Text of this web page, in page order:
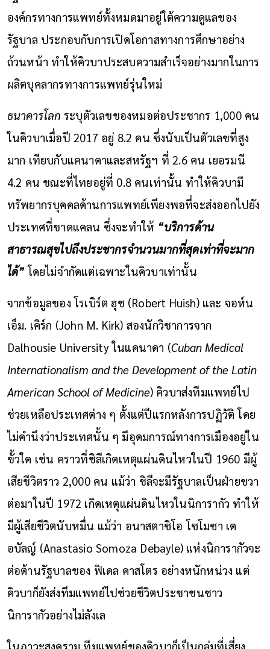
องค์กรทางการแพทย์ทั้งหมดมาอยู่ใต้ความดูแลของ
รัฐบาล ประกอบกับการเปิดโอกาสทางการศึกษาอย่าง
ถ้วนหน้า ทำให้คิวบาประสบความสำเร็จอย่างมากในการ
ผลิตบุคลากรทางการแพทย์รุ่นใหม่
ธนาคารโลก ระบุตัวเลขของหมอต่อประชากร 1,000 คน
ในคิวบาเมื่อปี 2017 อยู่ 8.2 คน ซึ่งนับเป็นตัวเลขที่สูง
มาก เทียบกับแคนาดาและสหรัฐฯ ที่ 2.6 คน เยอรมนี
4.2 คน ขณะที่ไทยอยู่ที่ 0.8 คนเท่านั้น ทำให้คิวบามี
ทรัพยากรบุคคลด้านการแพทย์เพียงพอที่จะส่งออกไปยัง
ประเทศที่ขาดแคลน ซึ่งจะทำให้ “บริการด้าน
สาธารณสุขไปถึงประชากรจำนวนมากที่สุดเท่าที่จะมาก
ได้”โดยไม่จำกัดแต่เฉพาะในคิวบาเท่านั้น
จากข้อมูลของ โรเบิร์ต ฮุช (Robert Huish) และ จอห์น
เอ็ม. เคิร์ก (John M. Kirk) สองนักวิชาการจาก
Dalhousie University ในแคนาดา (Cuban Medical
Internationalism and the Development of the Latin
American School of Medicine) คิวบาส่งทีมแพทย์ไป
ช่วยเหลือประเทศต่าง ๆ ตั้งแต่ปีแรกหลังการปฏิวัติ โดย
ไม่คำนึงว่าประเทศนั้น ๆ มีอุดมการณ์ทางการเมืองอยู่ใน
ขั้วใด เช่น คราวที่ชิลีเกิดเหตุแผ่นดินไหวในปี 1960 มีผู้
เสียชีวิตราว 2,000 คน แม้ว่า ชิลีจะมีรัฐบาลเป็นฝ่ายขวา
ต่อมาในปี 1972 เกิดเหตุแผ่นดินไหวในนิการากัว ทำให้
มีผู้เสียชีวิตนับหมื่น แม้ว่า อนาสตาซิโอ โซโมซา เด
อบัลญ์ (Anastasio Somoza Debayle) แห่งนิการากัวจะ
ต่อต้านรัฐบาลของ ฟิเดล คาสโตร อย่างหนักหน่วง แต่
คิวบาก็ยังส่งทีมแพทย์ไปช่วยชีวิตประชาชนชาว
นิการากัวอย่างไม่ลังเล
ในภาวะสงคราม ทีมแพทย์ของคิวบาก็เป็นกลุ่มที่เสี่ยง